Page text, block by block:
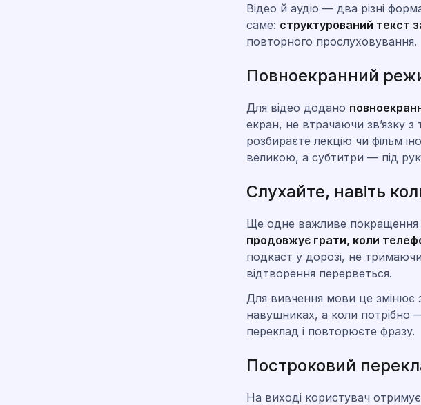
Відео й аудіо — два різні
саме: структурований текст
повторного прослуховування.
Повноекранний
Для відео додано
екран, не втрачаючи зв’язку
розбираєте лекцію чи фільм
великою, а субтитри — під
Слухайте, навіть
Ще одне важливе покращення
продовжує грати, коли
подкаст у дорозі, не
відтворення перерветься.
Для вивчення мови це змінює
навушниках, а коли потрібно
переклад і повторюєте фразу.
Построковий
На виході користувач отримує